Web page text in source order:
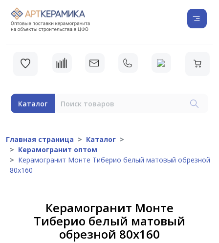
Каталог
Главная страница
Каталог
Керамогранит оптом
Керамогранит Монте Тиберио белый матовый обрезной
80х160
Керамогранит Монте
Тиберио белый матовый
обрезной 80х160